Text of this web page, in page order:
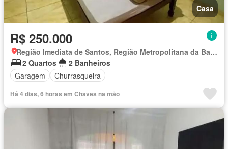
Casa
R$ 250.000
Região Imediata de Santos, Região Metropolitana da Baixada Santista
2 Quartos
2 Banheiros
Garagem
Churrasqueira
Há 4 dias, 6 horas em Chaves na mão